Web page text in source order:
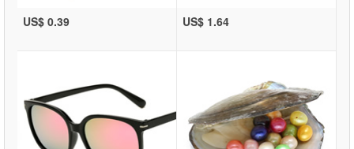
US$ 0.39 US$ 1.64